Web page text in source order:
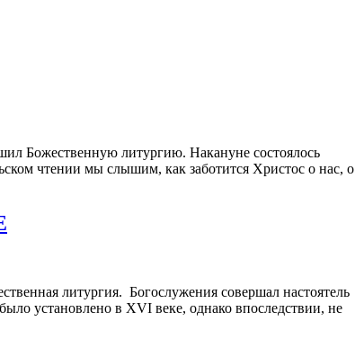
Божественную литургию. Накануне состоялось
чтении мы слышим, как заботится Христос о нас, о
литургия. Богослужения совершал настоятель
установлено в XVI веке, однако впоследствии, не